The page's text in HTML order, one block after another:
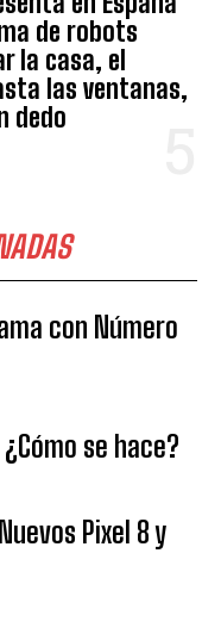
de robots
la casa, el
las ventanas,
dedo
con Número
se hace?
Pixel 8 y